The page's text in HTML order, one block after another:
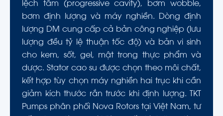
lệch tâm (progressive cavity), bơm wobble,
bơm định lượng và máy nghiền. Dòng định
lượng DM cung cấp cả bản công nghiệp (lưu
lượng đều tỷ lệ thuận tốc độ) và bản vi sinh
cho kem, sốt, gel, mật trong thực phẩm và
dược. Stator cao su được chọn theo môi chất,
kết hợp tùy chọn máy nghiền hai trục khi cần
giảm kích thước rắn trước khi định lượng. TKT
Pumps phân phối Nova Rotors tại Việt Nam, tư